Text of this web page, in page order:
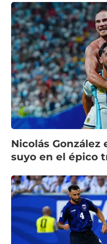
Nicolás
suyo en el épico